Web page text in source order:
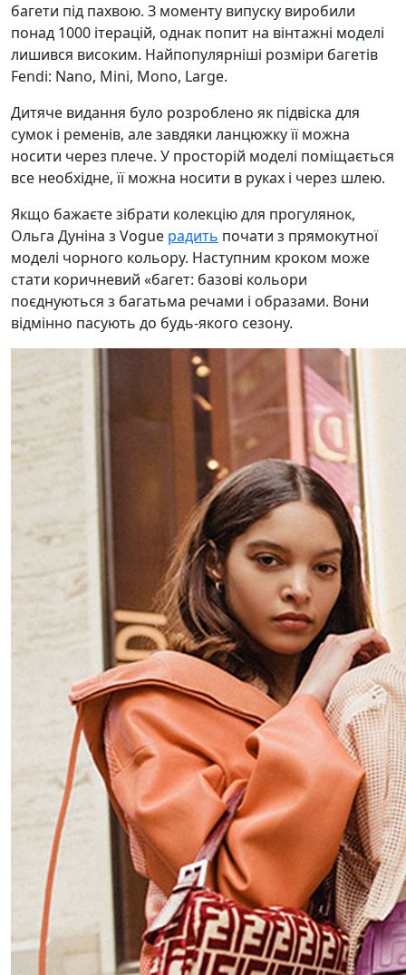
багети під пахвою. З моменту випуску виробили
понад 1000 ітерацій, однак попит на вінтажні моделі
лишився високим. Найпопулярніші розміри багетів
Fendi: Nano, Mini, Mono, Large.
Дитяче видання було розроблено як підвіска для
сумок і ременів, але завдяки ланцюжку її можна
носити через плече. У просторій моделі поміщається
все необхідне, її можна носити в руках і через шлею.
Якщо бажаєте зібрати колекцію для прогулянок,
Ольга Дуніна з Vogue радить почати з прямокутної
моделі чорного кольору. Наступним кроком може
стати коричневий «багет: базові кольори
поєднуються з багатьма речами і образами. Вони
відмінно пасують до будь-якого сезону.